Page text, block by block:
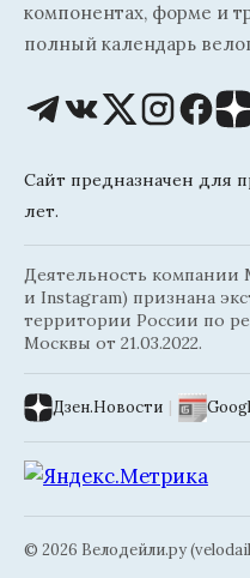
компонентах, форме и
полный календарь
Сайт предназначен для
лет.
Деятельность компании
и Instagram) признана
территории России по
Москвы от 21.03.2022.
Дзен.Новости |
© 2026 Велодейли.ру